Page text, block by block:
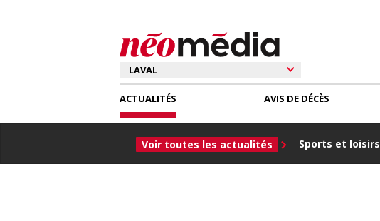
ACTUALITÉS
Voir toutes les actualités Sports et loisirs
AVIS DE DÉCÈS